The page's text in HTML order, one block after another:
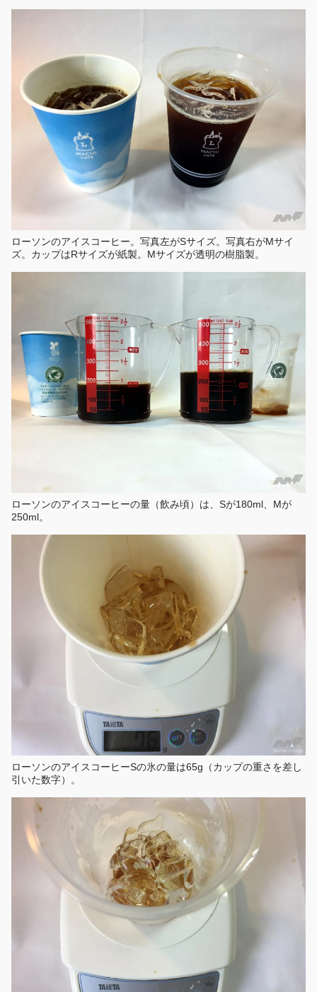
ローソンのアイスコーヒー。写真左がSサイズ。写真右がMサイ
ズ。カップはRサイズが紙製。Mサイズが透明の樹脂製。
ローソンのアイスコーヒーの量（飲み頃）は、Sが180ml、Mが
250ml。
ローソンのアイスコーヒーSの氷の量は65g（カップの重さを差し
引いた数字）。